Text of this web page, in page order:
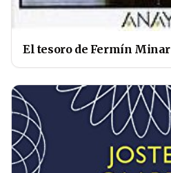
El tesoro de Fermín Minar